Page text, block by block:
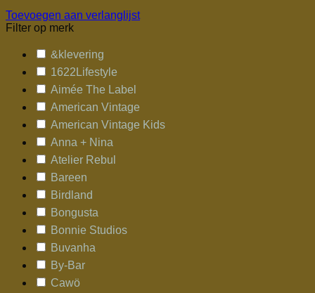
Toevoegen aan verlanglijst
Filter op merk
&klevering
1622Lifestyle
Aimée The Label
American Vintage
American Vintage Kids
Anna + Nina
Atelier Rebul
Bareen
Birdland
Bongusta
Bonnie Studios
Buvanha
By-Bar
Cawö